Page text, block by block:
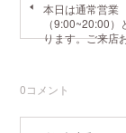
本日は通常営業
（9:00~20:00）
ります。ご来店
0コメント